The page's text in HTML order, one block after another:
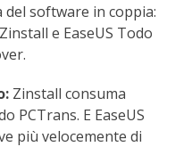
software in coppia:
e EaseUS Todo
Zinstall consuma
PCTrans. E EaseUS
più velocemente di